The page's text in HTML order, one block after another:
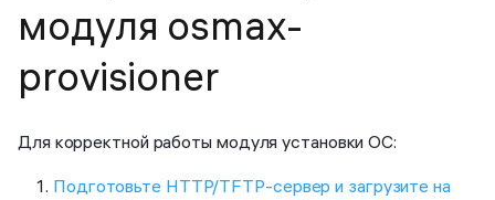
модуля osmax-
provisioner
Для корректной работы модуля установки ОС:
Подготовьте HTTP/TFTP-сервер и загрузите на